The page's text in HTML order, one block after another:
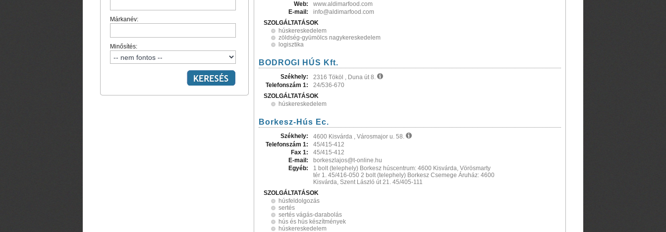
Márkanév:
Minősítés:
Web:
www.aldimarfood.com
E-mail:
info@aldimarfood.com
SZOLGÁLTATÁSOK
húskereskedelem
zöldség-gyümölcs nagykereskedelem
logisztika
BODROGI HÚS Kft.
Székhely:
2316 Tököl , Duna út 8.
Telefonszám 1:
24/536-670
SZOLGÁLTATÁSOK
húskereskedelem
Borkesz-Hús Ec.
Székhely:
4600 Kisvárda , Városmajor u. 58.
Telefonszám 1:
45/415-412
Fax 1:
45/415-412
E-mail:
borkeszlajos@t-online.hu
Egyéb:
1 bolt (telephely) Borkesz húscentrum: 4600 Kisvárda, Vörösmarty
tér 1. 45/416-050 2 bolt (telephely) Borkesz Csemege Áruház: 4600
Kisvárda, Szent László út 21. 45/405-111
SZOLGÁLTATÁSOK
húsfeldolgozás
sertés
sertés vágás-darabolás
hús és hús készítmények
húskereskedelem